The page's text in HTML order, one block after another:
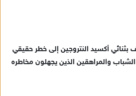
أكسيد النتروجين إلى خطر حقيقي
والمراهقين الذين يجهلون مخاطره